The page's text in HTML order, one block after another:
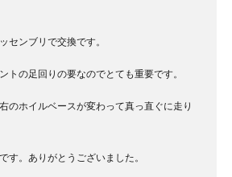
センブリで交換です。
トの足回りの要なのでとても重要です。
のホイルベースが変わって真っ直ぐに走り
す。ありがとうございました。